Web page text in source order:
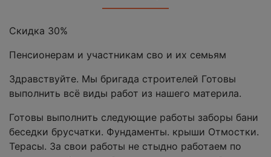
Скидка 30%
Пенсионерам и участникам сво и их семьям
Здравствуйте. Мы бригада строителей Готовы
выполнить всё виды работ из нашего материла.
Готовы выполнить следующие работы заборы бани
беседки брусчатки. Фундаменты. крыши Отмостки.
Терасы. За свои работы не стыдно работаем по